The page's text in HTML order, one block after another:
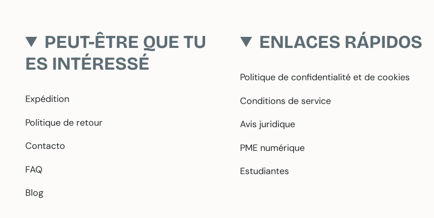
PEUT-ÊTRE QUE TU
ES INTÉRESSÉ
Expédition
Politique de retour
Contacto
FAQ
Blog
ENLACES RÁPIDOS
Politique de confidentialité et de cookies
Conditions de service
Avis juridique
PME numérique
Estudiantes